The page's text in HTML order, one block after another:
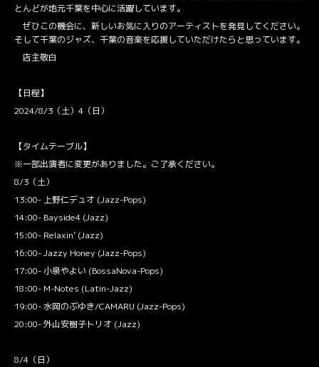
とんどが地元千葉を中心に活躍しています。
ぜひこの機会に、新しいお気に入りのアーティストを発見してください。
そして千葉のジャズ、千葉の音楽を応援していただけたらと思っています。
店主敬白
【日程】
2024/8/3（土）4（日）
【タイムテーブル】
※一部出演者に変更がありました。ご了承ください。
8/3（土）
13:00- 上野仁デュオ (Jazz-Pops)
14:00- Bayside4 (Jazz)
15:00- Relaxin’ (Jazz)
16:00- Jazzy Honey (Jazz-Pops)
17:00- 小泉やよい (BossaNova-Pops)
18:00- M-Notes (Latin-Jazz)
19:00- 水岡のぶゆき/CAMARU (Jazz-Pops)
20:00- 外山安樹子トリオ (Jazz)
8/4（日）